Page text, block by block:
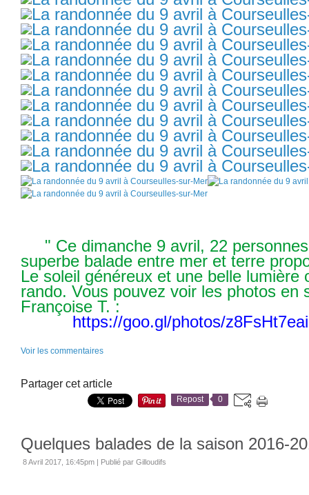
" Ce dimanche 9 avril, 22
superbe balade entre mer et terre
Le soleil généreux et une belle lumière
rando. Vous pouvez voir les photos en
Françoise T. :
https://goo.gl/photos/
Voir les commentaires
Partager cet article
Repost 0
Quelques balades de la saison 2016-
8 Avril 2017, 16:45pm | Publié par Gilloudifs